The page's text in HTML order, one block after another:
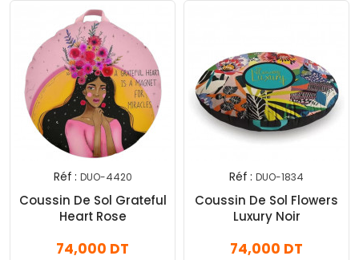
Réf : DUO-4420
Coussin De Sol Grateful
Heart Rose
74,000 DT
Réf : DUO-1834
Coussin De Sol Flowers
Luxury Noir
74,000 DT